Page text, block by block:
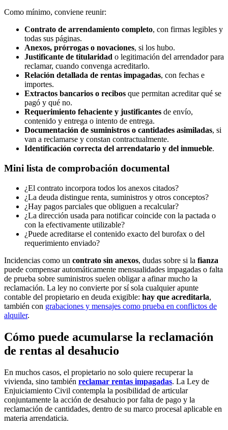
Como mínimo, conviene reunir:
Contrato de arrendamiento completo, con firmas legibles y
todas sus páginas.
Anexos, prórrogas o novaciones, si los hubo.
Justificante de titularidad o legitimación del arrendador para
reclamar, cuando convenga acreditarlo.
Relación detallada de rentas impagadas, con fechas e
importes.
Extractos bancarios o recibos que permitan acreditar qué se
pagó y qué no.
Requerimiento fehaciente y justificantes de envío,
contenido y entrega o intento de entrega.
Documentación de suministros o cantidades asimiladas, si
van a reclamarse y constan contractualmente.
Identificación correcta del arrendatario y del inmueble.
Mini lista de comprobación documental
¿El contrato incorpora todos los anexos citados?
¿La deuda distingue renta, suministros y otros conceptos?
¿Hay pagos parciales que obliguen a recalcular?
¿La dirección usada para notificar coincide con la pactada o
con la efectivamente utilizable?
¿Puede acreditarse el contenido exacto del burofax o del
requerimiento enviado?
Incidencias como un contrato sin anexos, dudas sobre si la fianza
puede compensar automáticamente mensualidades impagadas o falta
de prueba sobre suministros suelen obligar a afinar mucho la
reclamación. La ley no convierte por sí sola cualquier apunte
contable del propietario en deuda exigible: hay que acreditarla,
también con grabaciones y mensajes como prueba en conflictos de
alquiler.
Cómo puede acumularse la reclamación
de rentas al desahucio
En muchos casos, el propietario no solo quiere recuperar la
vivienda, sino también reclamar rentas impagadas. La Ley de
Enjuiciamiento Civil contempla la posibilidad de articular
conjuntamente la acción de desahucio por falta de pago y la
reclamación de cantidades, dentro de su marco procesal aplicable en
materia arrendaticia.